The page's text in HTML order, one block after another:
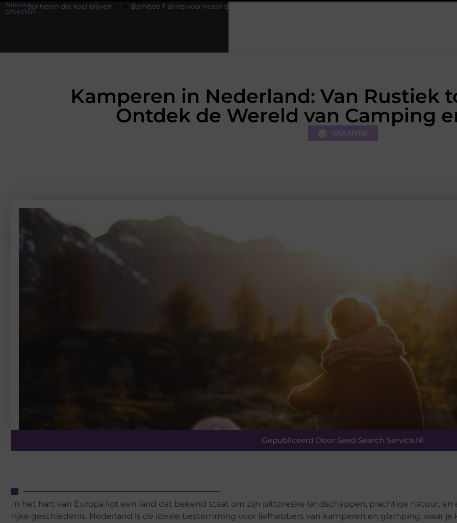
Nieuwe
artikelen
koel blijven Bamboe T-shirts voor heren die koel blijven
Kamperen in Nederland: Van Rustiek
Ontdek de Wereld van Camping
VAKANTIE
Gepubliceerd Door Seed Search Service.nl
In het hart van Europa ligt een land dat bekend staat om zijn pittoreske landschappen, prachtige natuur, en
rijke geschiedenis. Nederland is de ideale bestemming voor liefhebbers van kamperen en glamping, waar je